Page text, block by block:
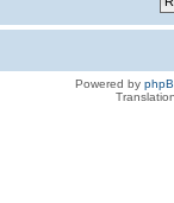
Powered by